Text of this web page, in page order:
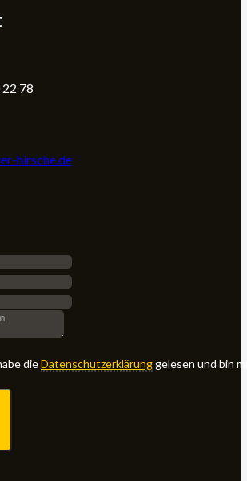
78
hirsche.de
dieDatenschutz­erklärunggelesen und bin